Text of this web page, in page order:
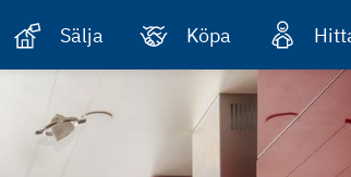
Sälja Köpa